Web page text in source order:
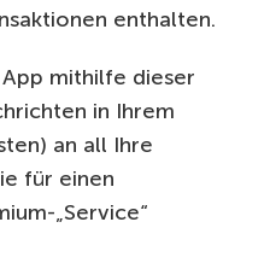
enthalten.
mithilfe dieser
in Ihrem
an all Ihre
für einen
„Service“